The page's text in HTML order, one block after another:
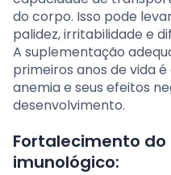
do corpo. Isso pode
palidez, irritabilidade e
A suplementação
primeiros anos de vida
anemia e seus efeitos
desenvolvimento.
Fortalecimento
imunológico: